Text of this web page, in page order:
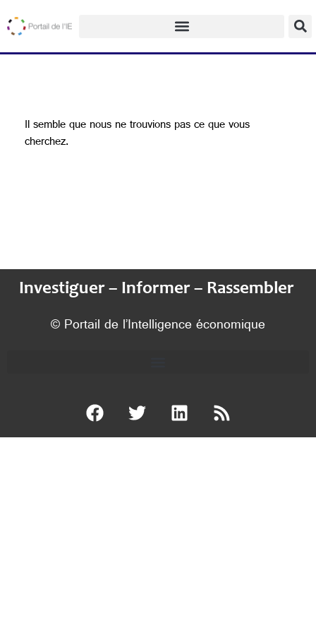
Il semble que nous ne trouvions pas ce que vous
cherchez.
Investiguer – Informer – Rassembler
© Portail de l’Intelligence économique